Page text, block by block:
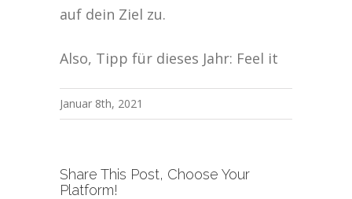
auf dein Ziel zu.
Also, Tipp für dieses Jahr: Feel it
Januar 8th, 2021
Share This Post, Choose Your
Platform!